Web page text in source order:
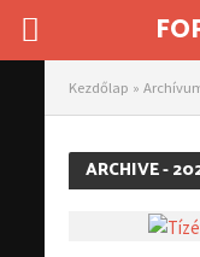
Kezdőlap »
ARCHIVE -